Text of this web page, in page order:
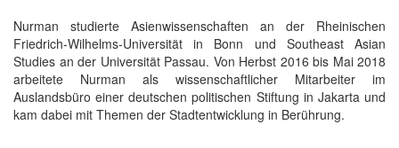
Nurman studierte Asienwissenschaften an der Rheinischen
Friedrich-Wilhelms-Universität in Bonn und Southeast Asian
Studies an der Universität Passau. Von Herbst 2016 bis Mai 2018
arbeitete Nurman als wissenschaftlicher Mitarbeiter im
Auslandsbüro einer deutschen politischen Stiftung in Jakarta und
kam dabei mit Themen der Stadtentwicklung in Berührung.